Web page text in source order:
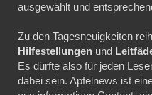
ausgewählt und
Zu den Tagesneuigkeiten
Hilfestellungen und
Es dürfte also für jeden
dabei sein. Apfelnews ist